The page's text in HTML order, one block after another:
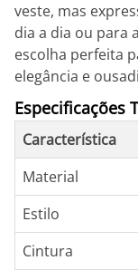
veste, mas
dia a dia ou para
escolha perfeita
elegância e
Especificações
Característica
Material
Estilo
Cintura